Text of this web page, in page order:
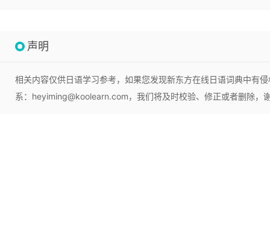
声明
相关内容仅供日语学习参考，如果您发现新东方在线日语词典中有
系：heyiming@koolearn.com，我们将及时校验、修正或者删除，